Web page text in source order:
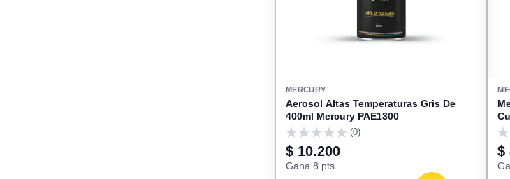
MERCURY
Aerosol Altas Temperaturas Gris De
400ml Mercury PAE1300
0
(0)
$ 10.200
Gana 8 pts
0
$